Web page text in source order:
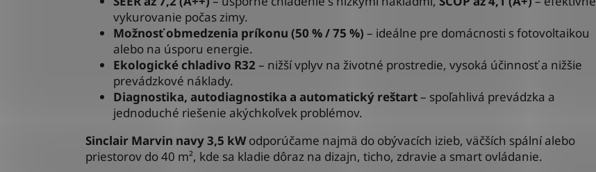
vykurovanie počas zimy.
Možnosť obmedzenia príkonu (50 % / 75 %) – ideálne pre domácnosti s fotovoltaikou
alebo na úsporu energie.
Ekologické chladivo R32 – nižší vplyv na životné prostredie, vysoká účinnosť a nižšie
prevádzkové náklady.
Diagnostika, autodiagnostika a automatický reštart– spoľahlivá prevádzka a
jednoduché riešenie akýchkoľvek problémov.
Sinclair Marvin navy 3,5 kWodporúčame najmä do obývacích izieb, väčších spální alebo
priestorov do 40 m², kde sa kladie dôraz na dizajn, ticho, zdravie a smart ovládanie.